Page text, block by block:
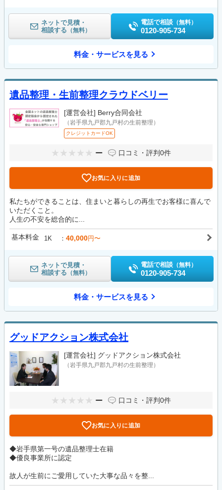
ネットで見積・
相談する （無料）
電話で相談 （無料）
0120-905-734
料金・サービスを見る
遺品整理・生前整理クラウドベリー
[運営会社] Berry合同会社
（岩手県九戸郡九戸村の生前整理）
クレジットカードOK
ー 口コミ・評判0件
お気に入りに追加
私たちができることは、住まいと暮らしの再生でお客様に喜んで
いただくこと。
人生の不安を総合的に...
基本料金 1K 40,000円〜
ネットで見積・
相談する （無料）
電話で相談 （無料）
0120-905-734
料金・サービスを見る
グッドアクション株式会社
[運営会社] グッドアクション株式会社
（岩手県九戸郡九戸村の生前整理）
ー 口コミ・評判0件
お気に入りに追加
◆岩手県第一号の遺品整理士在籍
◆優良事業所に認定
故人が生前にご愛用していた大事な品々を整...